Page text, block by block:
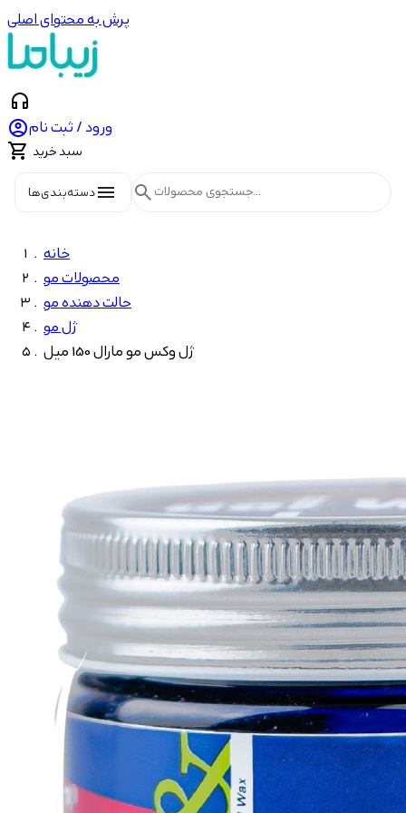
پرش به محتوای اصلی
headphones
ورود / ثبت نام
 سبد خرید
menuدسته‌بندی‌ها search
خانه
محصولات مو
حالت دهنده مو
ژل مو
ژل وکس مو مارال 150 میل